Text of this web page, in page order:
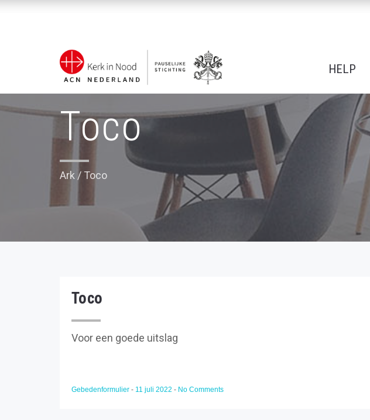
HELP
Toco
Ark / Toco
Toco
Voor een goede uitslag
Gebedenformulier - 11 juli 2022 - No Comments